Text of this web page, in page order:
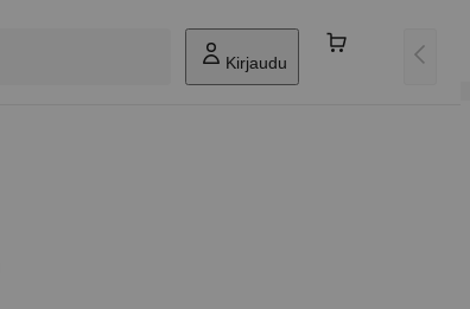
Kirjaudu